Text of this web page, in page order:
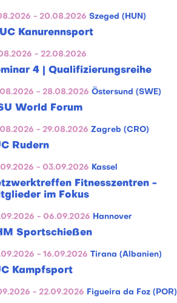
- 20.08.2026 Szeged (HUN)
Kanurennsport
- 22.08.2026
4 | Qualifizierungsreihe
- 28.08.2026 Östersund (SWE)
World Forum
- 29.08.2026 Zagreb (CRO)
Rudern
- 03.09.2026 Kassel
Fitnesszentren -
im Fokus
- 06.09.2026 Hannover
Sportschießen
- 16.09.2026 Tirana (Albanien)
Kampfsport
- 22.09.2026 Figueira da Foz (POR)